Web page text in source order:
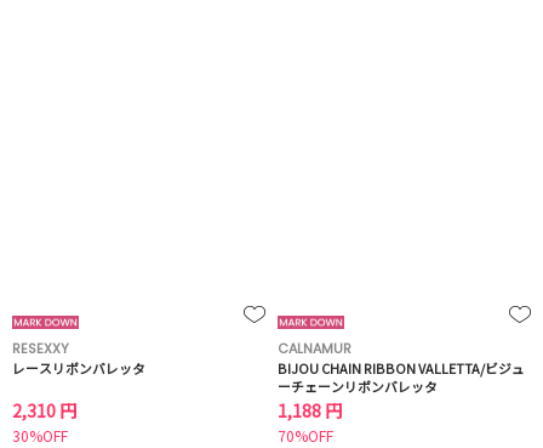
RESEXXY
レースリボンバレッタ
2,310 円
30%OFF
CALNAMUR
BIJOU CHAIN RIBBON VALLETTA/ビジュ
ーチェーンリボンバレッタ
1,188 円
70%OFF